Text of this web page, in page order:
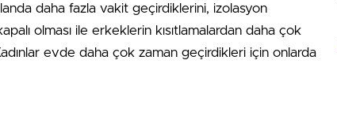
daha fazla vakit geçirdiklerini, izolasyon
olması ile erkeklerin kısıtlamalardan daha çok
evde daha çok zaman geçirdikleri için onlarda